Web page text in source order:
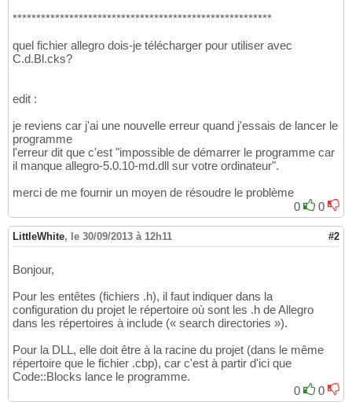
*******************************************************
quel fichier allegro dois-je télécharger pour utiliser avec
C.d.Bl.cks?
edit :
je reviens car j'ai une nouvelle erreur quand j'essais de lancer le
programme
l'erreur dit que c'est "impossible de démarrer le programme car
il manque allegro-5.0.10-md.dll sur votre ordinateur".
merci de me fournir un moyen de résoudre le problème
0
0
LittleWhite, le 30/09/2013 à 12h11 #2
Bonjour,
Pour les entêtes (fichiers .h), il faut indiquer dans la
configuration du projet le répertoire où sont les .h de Allegro
dans les répertoires à include (« search directories »).
Pour la DLL, elle doit être à la racine du projet (dans le même
répertoire que le fichier .cbp), car c'est à partir d'ici que
Code::Blocks lance le programme.
0
0